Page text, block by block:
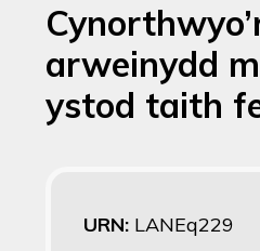
arweinydd
ystod taith
URN: LANEq229